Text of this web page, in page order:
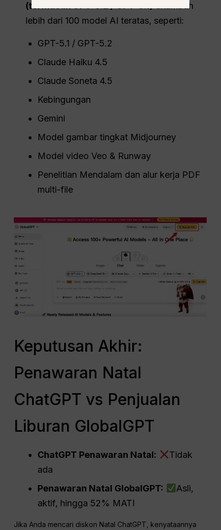
(termasuk GPT-5.2 / GPT-5.1)ditambah
lebih dari 100 model AI teratas, seperti:
GPT-5.1 / GPT-5.2
Claude Haiku 4.5
Claude Soneta 4.5
Kebingungan
Gemini
Model gambar tingkat Midjourney
Model video Veo & Runway
Penelitian Mendalam dan alur kerja PDF
multi-file
Keputusan Akhir:
Penawaran Natal
ChatGPT vs Penjualan
Liburan GlobalGPT
ChatGPT Penawaran Natal:
Tidak
ada
Penawaran Natal GlobalGPT:
Asli,
aktif, hingga 52% MATI
Jika Anda mencari diskon Natal ChatGPT, kenyataannya